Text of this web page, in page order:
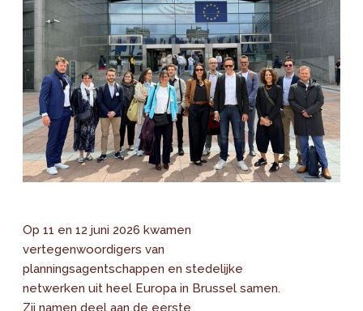
Op 11 en 12 juni 2026 kwamen
vertegenwoordigers van
planningsagentschappen en stedelijke
netwerken uit heel Europa in Brussel samen.